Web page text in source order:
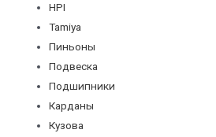
HPI
Tamiya
Пиньоны
Подвеска
Подшипники
Карданы
Кузова